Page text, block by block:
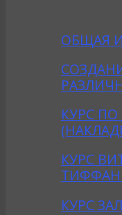
ОБЩАЯ
КУРС
КУРС
КУРС